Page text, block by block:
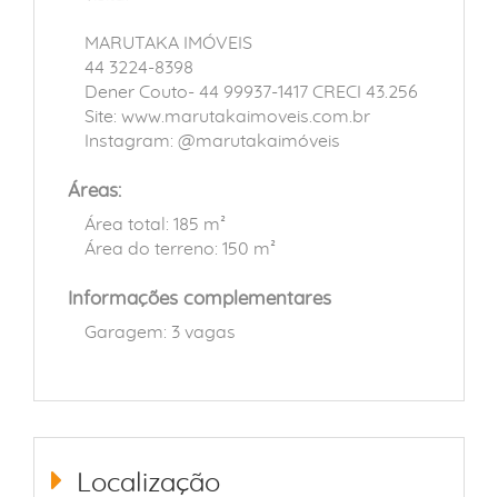
MARUTAKA IMÓVEIS
44 3224-8398
Dener Couto- 44 99937-1417 CRECI 43.256
Site: www.marutakaimoveis.com.br
Instagram: @marutakaimóveis
Áreas:
Área total: 185 m²
Área do terreno: 150 m²
Informações complementares
Garagem: 3 vagas
Localização